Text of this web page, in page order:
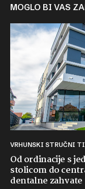
MOGLO BI VAS
VRHUNSKI STRUČNI
Od ordinacije s
stolicom do
dentalne zahvate